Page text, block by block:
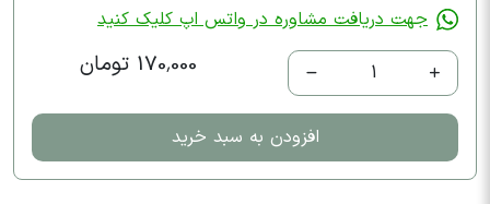
جهت دریافت مشاوره در واتس اپ کلیک کنید
1 170,000 تومان
افزودن به سبد خرید